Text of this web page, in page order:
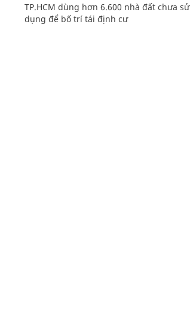
TP.HCM dùng hơn 6.600 nhà đất chưa sử
dụng để bố trí tái định cư